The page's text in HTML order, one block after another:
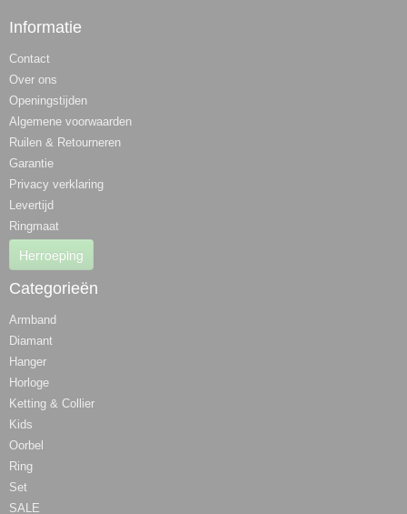
Informatie
Contact
Over ons
Openingstijden
Algemene voorwaarden
Ruilen & Retourneren
Garantie
Privacy verklaring
Levertijd
Ringmaat
Herroeping
Categorieën
Armband
Diamant
Hanger
Horloge
Ketting & Collier
Kids
Oorbel
Ring
Set
SALE